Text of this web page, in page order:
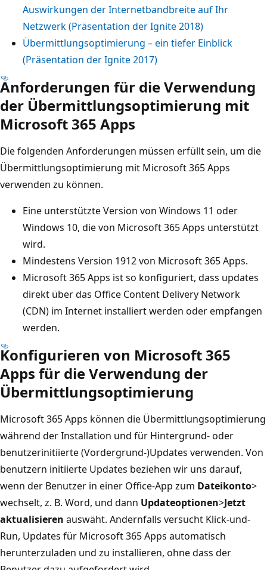
Auswirkungen der Internetbandbreite auf Ihr
Netzwerk (Präsentation der Ignite 2018)
Übermittlungsoptimierung – ein tiefer Einblick
(Präsentation der Ignite 2017)
Anforderungen für die Verwendung
der Übermittlungsoptimierung mit
Microsoft 365 Apps
Die folgenden Anforderungen müssen erfüllt sein, um die
Übermittlungsoptimierung mit Microsoft 365 Apps
verwenden zu können.
Eine unterstützte Version von Windows 11 oder
Windows 10, die von Microsoft 365 Apps unterstützt
wird.
Mindestens Version 1912 von Microsoft 365 Apps.
Microsoft 365 Apps ist so konfiguriert, dass updates
direkt über das Office Content Delivery Network
(CDN) im Internet installiert werden oder empfangen
werden.
Konfigurieren von Microsoft 365
Apps für die Verwendung der
Übermittlungsoptimierung
Microsoft 365 Apps können die Übermittlungsoptimierung
während der Installation und für Hintergrund- oder
benutzerinitiierte (Vordergrund-)Updates verwenden. Von
benutzern initiierte Updates beziehen wir uns darauf,
wenn der Benutzer in einer Office-App zum Dateikonto>
wechselt, z. B. Word, und dann Updateoptionen>Jetzt
aktualisieren auswäht. Andernfalls versucht Klick-und-
Run, Updates für Microsoft 365 Apps automatisch
herunterzuladen und zu installieren, ohne dass der